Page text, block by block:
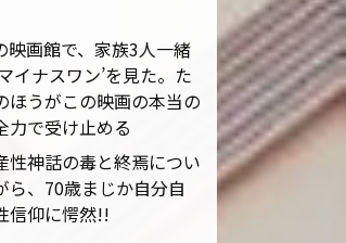
映画館で、家族3人一緒
イナスワン’を見た。た
ほうがこの映画の本当の
力で受け止める
性神話の毒と終焉につい
ら、70歳まじか自分自
信仰に愕然!!